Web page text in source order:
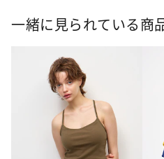
一緒に見られている商